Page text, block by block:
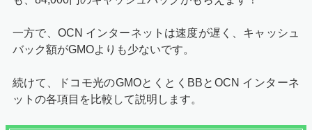
一方で、OCN インターネットは速度が遅く、キャッシュ
バック額がGMOよりも少ないです。
続けて、ドコモ光のGMOとくとくBBとOCN インターネ
ットの各項目を比較して説明します。